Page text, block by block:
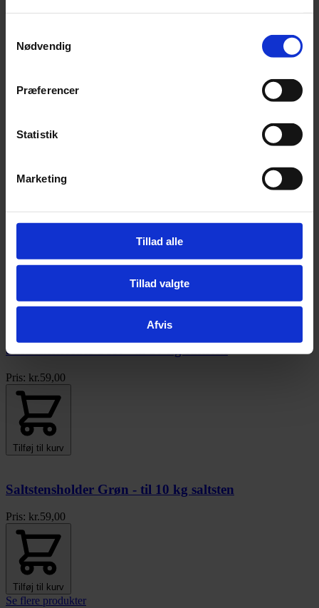
Nødvendig
Præferencer
Statistik
Marketing
Tillad alle
Tillad valgte
Afvis
Relaterede produkter
Tilføj til kurv
Saltstensholder Sort - til 10 kg saltsten
Pris: kr.59,00
Tilføj til kurv
Saltstensholder Grøn - til 10 kg saltsten
Pris: kr.59,00
Tilføj til kurv
Se flere produkter